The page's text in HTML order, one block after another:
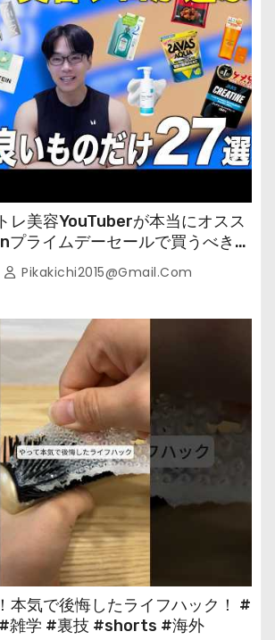
レ美容YouTuberが本当にオスス
プライムデーセールで買うべきも
Pikakichi2015@gmail.com
本気で後悔したライフハック！ #
#雑学 #裏技 #shorts #海外